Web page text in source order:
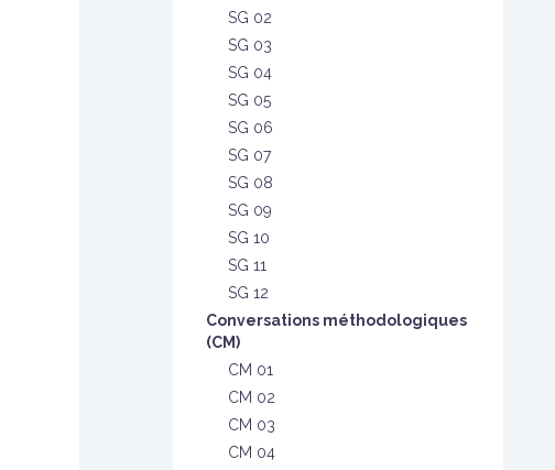
SG 02
SG 03
SG 04
SG 05
SG 06
SG 07
SG 08
SG 09
SG 10
SG 11
SG 12
Conversations méthodologiques
(CM)
CM 01
CM 02
CM 03
CM 04